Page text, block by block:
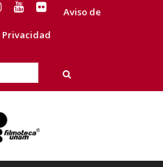
Aviso de
Privacidad